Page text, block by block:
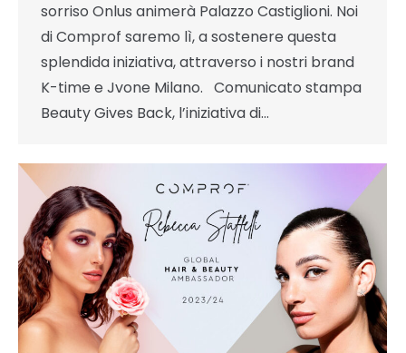
sorriso Onlus animerà Palazzo Castiglioni. Noi
di Comprof saremo lì, a sostenere questa
splendida iniziativa, attraverso i nostri brand
K-time e Jvone Milano. Comunicato stampa
Beauty Gives Back, l’iniziativa di…